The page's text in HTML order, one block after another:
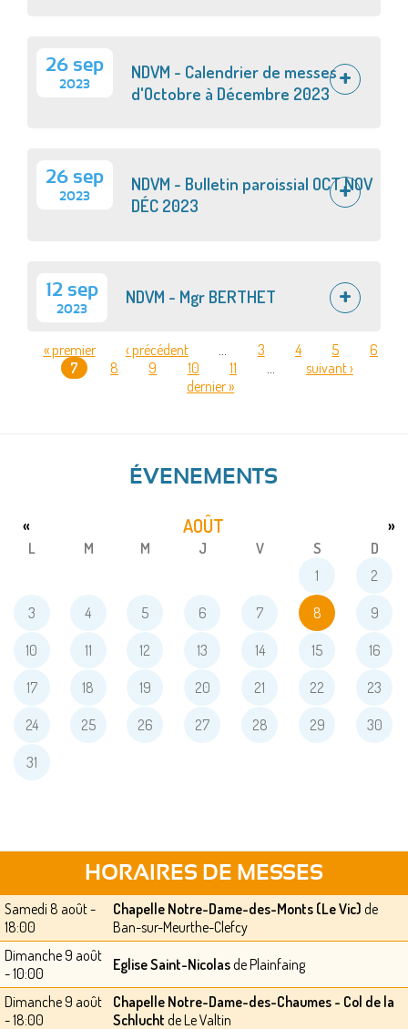
26 sep
2023
NDVM - Calendrier de messes
d'Octobre à Décembre 2023
26 sep
2023
NDVM - Bulletin paroissial OCT NOV
DÉC 2023
12 sep
2023
NDVM - Mgr BERTHET
PAGES
« premier ‹ précédent … 3 4 5
6
7
8 9 10 11 …
suivant ›
dernier »
ÉVENEMENTS
AOÛT
« »
L M M J V S
D
1
2
3 4 5 6 7 8 9
10 11 12 13 14 15 16
17 18 19 20 21 22 23
24 25 26 27 28 29 30
31
HORAIRES DE MESSES
Samedi 8 août -
18:00
Chapelle Notre-Dame-des-Monts (Le Vic) de
Ban-sur-Meurthe-Clefcy
Dimanche 9 août
- 10:00
Eglise Saint-Nicolasde Plainfaing
Dimanche 9 août
- 18:00
Chapelle Notre-Dame-des-Chaumes - Col de la
Schlucht de Le Valtin